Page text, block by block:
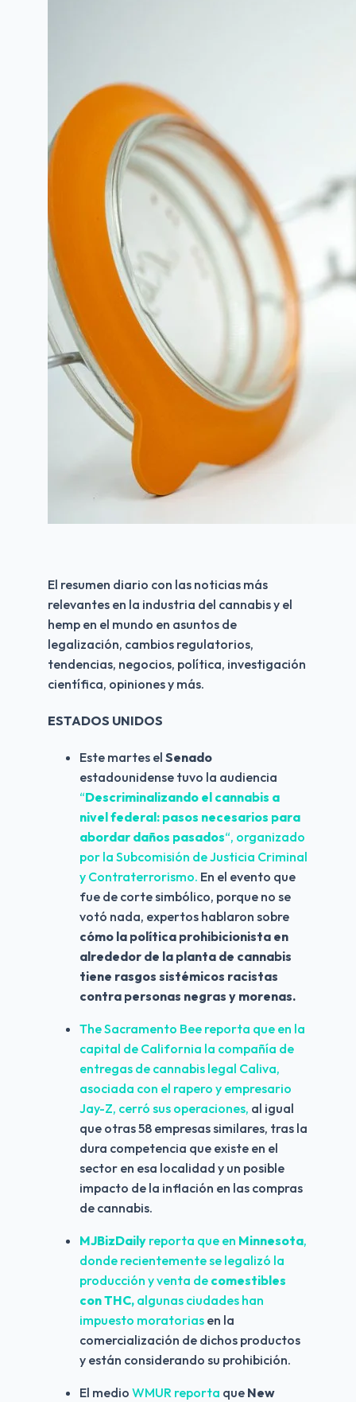
El resumen diario con las noticias más
relevantes en la industria del cannabis y el
hemp en el mundo en asuntos de
legalización, cambios regulatorios,
tendencias, negocios, política, investigación
científica, opiniones y más.
ESTADOS UNIDOS
Este martes el Senado
“Descriminalizando el cannabis a
nivel federal: pasos necesarios para
abordar daños pasados“, organizado
por la Subcomisión de Justicia Criminal
y Contraterrorismo. En el evento que
fue de corte simbólico, porque no se
cómo la política prohibicionista en
alrededor de la planta de cannabis
tiene rasgos sistémicos racistas
contra personas negras y morenas.
The Sacramento Bee reporta que en la
capital de California la compañía de
entregas de cannabis legal Caliva,
asociada con el rapero y empresario
Jay-Z, cerró sus operaciones, al igual
que otras 58 empresas similares, tras la
dura competencia que existe en el
sector en esa localidad y un posible
impacto de la inflación en las compras
de cannabis.
MJBizDaily reporta que en Minnesota,
donde recientemente se legalizó la
producción y venta de comestibles
con THC, algunas ciudades han
impuesto moratorias en la
comercialización de dichos productos
y están considerando su prohibición.
El medio WMUR reporta que New